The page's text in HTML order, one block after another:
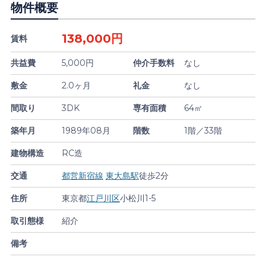
物件概要
賃料 138,000円
共益費 5,000円 仲介手数料 なし
敷金 2.0ヶ月 礼金 なし
間取り 3DK 専有面積 64㎡
築年月 1989年08月 階数 1階／33階
建物構造 RC造
交通 都営新宿線 東大島駅徒歩2分
住所 東京都江戸川区小松川1-5
取引態様 紹介
備考